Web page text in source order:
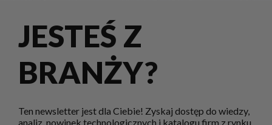
JESTEŚ Z
BRANŻY?
Ten newsletter jest dla Ciebie! Zyskaj dostęp do wiedzy,
analiz, nowinek technologicznych i katalogu firm z rynku